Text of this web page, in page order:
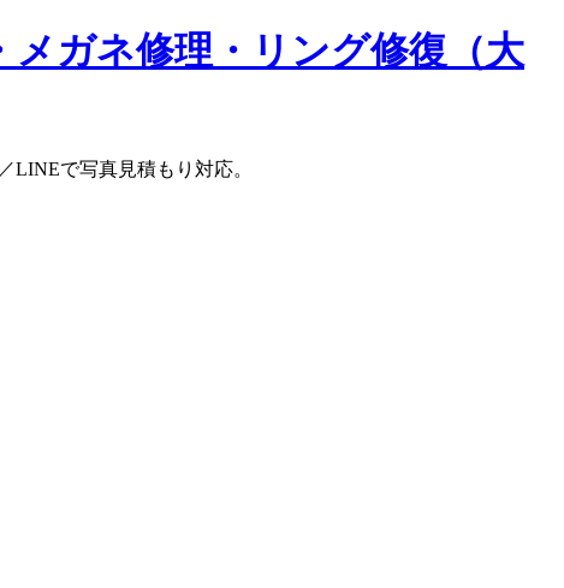
ガネ修理・リング修復（大
で写真見積もり対応。